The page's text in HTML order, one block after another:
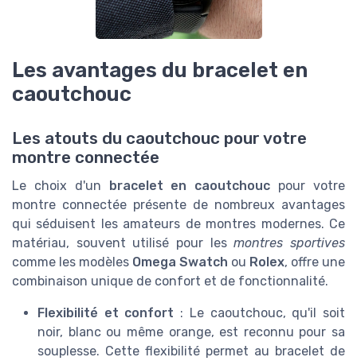
Les avantages du bracelet en
caoutchouc
Les atouts du caoutchouc pour votre
montre connectée
Le choix d'un bracelet en caoutchouc pour votre
montre connectée présente de nombreux avantages
qui séduisent les amateurs de montres modernes. Ce
matériau, souvent utilisé pour lesmontres sportives
comme les modèles Omega Swatch ou Rolex, offre une
combinaison unique de confort et de fonctionnalité.
Flexibilité et confort : Le caoutchouc, qu'il soit
noir, blanc ou même orange, est reconnu pour sa
souplesse. Cette flexibilité permet au bracelet de